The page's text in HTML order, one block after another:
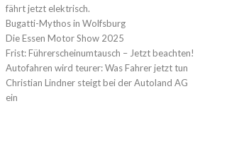
fährt jetzt elektrisch.
Bugatti-Mythos in Wolfsburg
Die Essen Motor Show 2025
Frist: Führerscheinumtausch – Jetzt beachten!
Autofahren wird teurer: Was Fahrer jetzt tun
Christian Lindner steigt bei der Autoland AG
ein